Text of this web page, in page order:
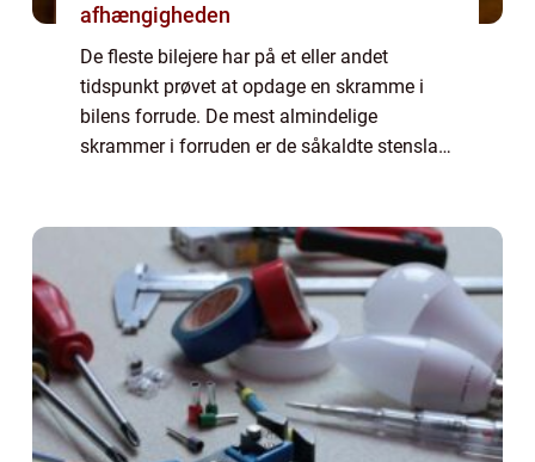
afhængigheden
De fleste bilejere har på et eller andet
tidspunkt prøvet at opdage en skramme i
bilens forrude. De mest almindelige
skrammer i forruden er de såkaldte stenslag,